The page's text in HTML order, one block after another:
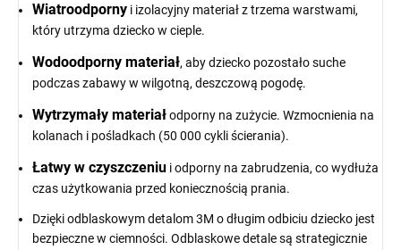
Wiatroodporny i izolacyjny materiał z trzema warstwami,
który utrzyma dziecko w cieple.
Wodoodporny materiał, aby dziecko pozostało suche
podczas zabawy w wilgotną, deszczową pogodę.
Wytrzymały materiałodporny na zużycie. Wzmocnienia na
kolanach i pośladkach (50 000 cykli ścierania).
Łatwy w czyszczeniu i odporny na zabrudzenia, co wydłuża
czas użytkowania przed koniecznością prania.
Dzięki odblaskowym detalom 3M o długim odbiciu dziecko jest
bezpieczne w ciemności. Odblaskowe detale są strategicznie